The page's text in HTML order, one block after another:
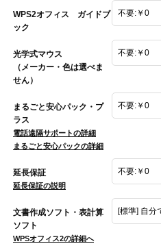
WPS2オフィス ガイドブ
ック
光学式マウス
（メーカー・色は選べま
せん）
まるごと安心パック・プ
ラス
電話遠隔サポートの詳細
まるごと安心パックの詳細
延長保証
延長保証の説明
文書作成ソフト・表計算
ソフト
WPSオフィス2の詳細へ